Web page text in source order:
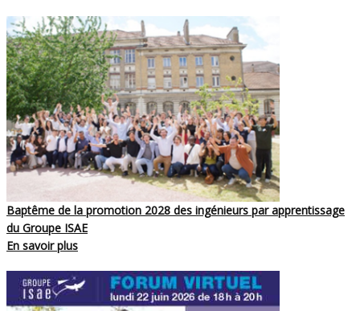
Baptême de la promotion 2028 des ingénieurs par apprentissage
du Groupe ISAE
En savoir plus